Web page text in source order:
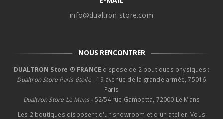
info@dualtron-store.com
NOUS RENCONTRER
DUALTRON Store ® FRANCE dispose de 2 boutiques physiques :
Dualtron Store Paris étoile- 19 avenue de la grande armée, 75016
Paris
Dualtron Store Le Mans - 52/54 rue Gambetta, 72000 Le Mans
Les 2 boutiques disposent d'un showroom et d'un atelier. Vous